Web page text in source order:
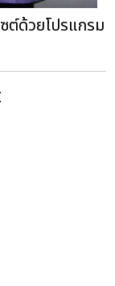
ต์ด้วยโปรแกรม